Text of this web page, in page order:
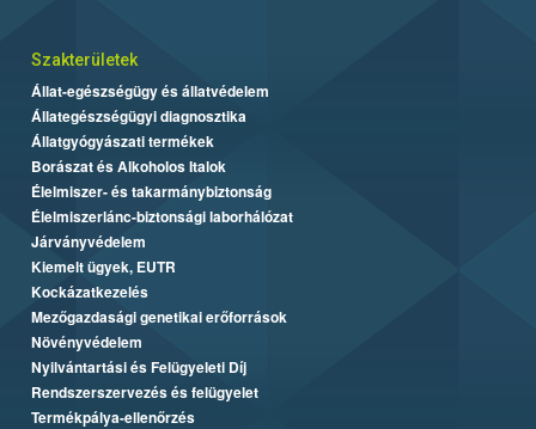
Szakterületek
Állat-egészségügy és állatvédelem
Állategészségügyi diagnosztika
Állatgyógyászati termékek
Borászat és Alkoholos Italok
Élelmiszer- és takarmánybiztonság
Élelmiszerlánc-biztonsági laborhálózat
Járványvédelem
Kiemelt ügyek, EUTR
Kockázatkezelés
Mezőgazdasági genetikai erőforrások
Növényvédelem
Nyilvántartási és Felügyeleti Díj
Rendszerszervezés és felügyelet
Termékpálya-ellenőrzés